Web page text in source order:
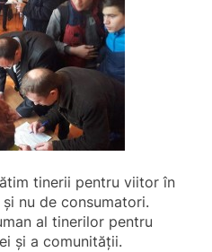
tinerii pentru viitor în
nu de consumatori.
al tinerilor pentru
şi a comunităţii.